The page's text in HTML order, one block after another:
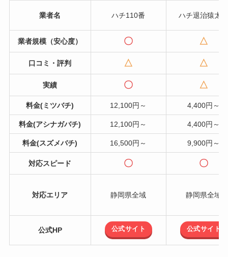
業者名 ハチ110番 ハチ退治猿太
業者規模（安心度） 〇 △
口コミ・評判 △ △
実績 〇 △
料金(ミツバチ) 12,100円～ 4,400円～
料金(アシナガバチ) 12,100円～ 4,400円～
料金(スズメバチ) 16,500円～ 9,900円～
対応スピード 〇 〇
対応エリア 静岡県全域 静岡県全域
公式HP 公式サイト 公式サイト